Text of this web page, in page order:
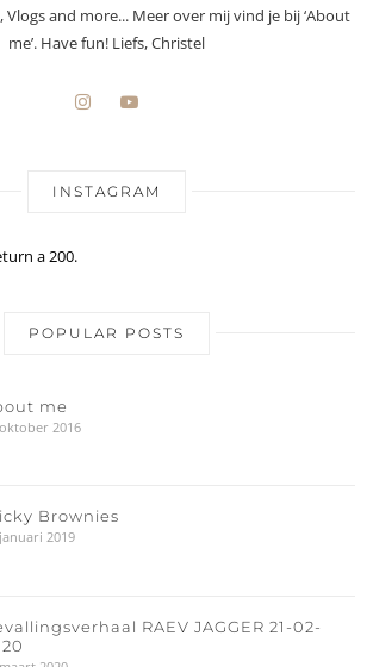
Vlogs and more... Meer over mij vind je bij ‘About
me’. Have fun! Liefs, Christel
INSTAGRAM
a 200.
POPULAR POSTS
me
2016
Brownies
2019
RAEV JAGGER 21-02-